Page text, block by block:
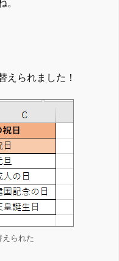
えられました！
られた